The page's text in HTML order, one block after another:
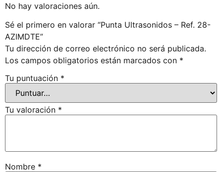
No hay valoraciones aún.
Sé el primero en valorar “Punta Ultrasonidos – Ref. 28-
AZIMDTE”
Tu dirección de correo electrónico no será publicada.
Los campos obligatorios están marcados con *
Tu puntuación *
Tu valoración *
Nombre *